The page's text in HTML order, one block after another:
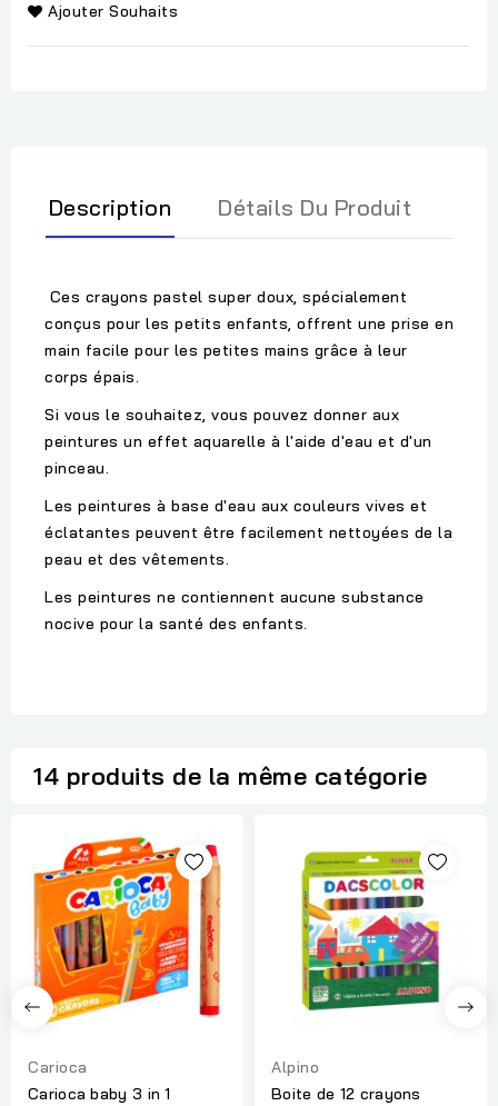
Ajouter Souhaits
Description Détails Du Produit
Ces crayons pastel super doux, spécialement
conçus pour les petits enfants, offrent une prise en
main facile pour les petites mains grâce à leur
corps épais.
Si vous le souhaitez, vous pouvez donner aux
peintures un effet aquarelle à l'aide d'eau et d'un
pinceau.
Les peintures à base d'eau aux couleurs vives et
éclatantes peuvent être facilement nettoyées de la
peau et des vêtements.
Les peintures ne contiennent aucune substance
nocive pour la santé des enfants.
14 produits de la même catégorie
Carioca
Carioca baby 3 in 1
Alpino
Boite de 12 crayons